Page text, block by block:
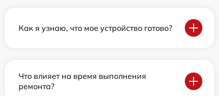
Как я узнаю, что мое устройство готово?
Что влияет на время выполнения
ремонта?